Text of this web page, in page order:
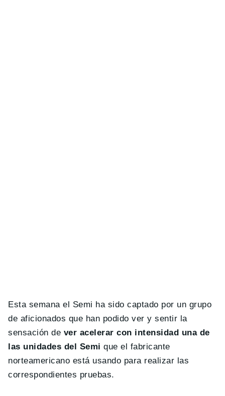
Esta semana el Semi ha sido captado por un grupo
de aficionados que han podido ver y sentir la
sensación de ver acelerar con intensidad una de
las unidades del Semi que el fabricante
norteamericano está usando para realizar las
correspondientes pruebas.